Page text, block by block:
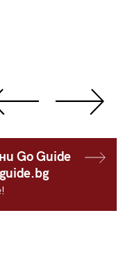
Go Guide